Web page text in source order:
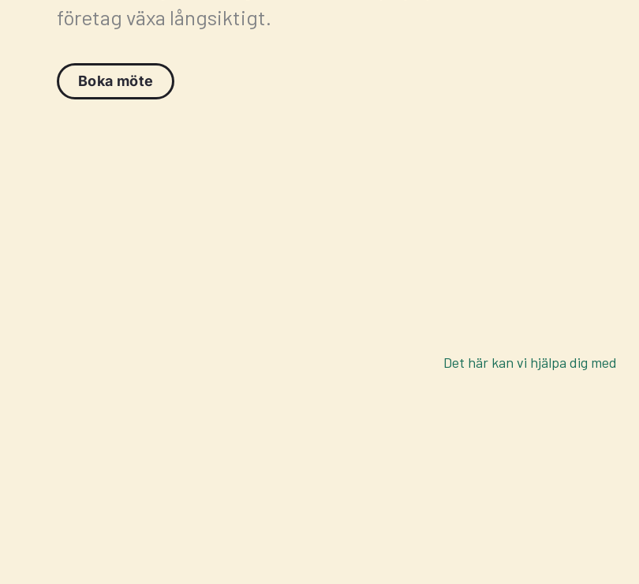
företag växa långsiktigt.
Boka möte
Det här kan vi hjälpa dig med